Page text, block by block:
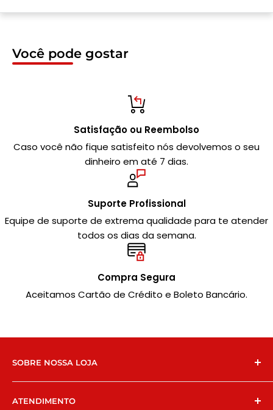
Você pode gostar
Satisfação ou Reembolso
Caso você não fique satisfeito nós devolvemos o seu
dinheiro em até 7 dias.
Suporte Profissional
Equipe de suporte de extrema qualidade para te atender
todos os dias da semana.
Compra Segura
Aceitamos Cartão de Crédito e Boleto Bancário.
SOBRE NOSSA LOJA
Chegamos no e-commerce para facilitar ainda
mais a vida dos nossos clientes! Temos lojas físicas
ATENDIMENTO